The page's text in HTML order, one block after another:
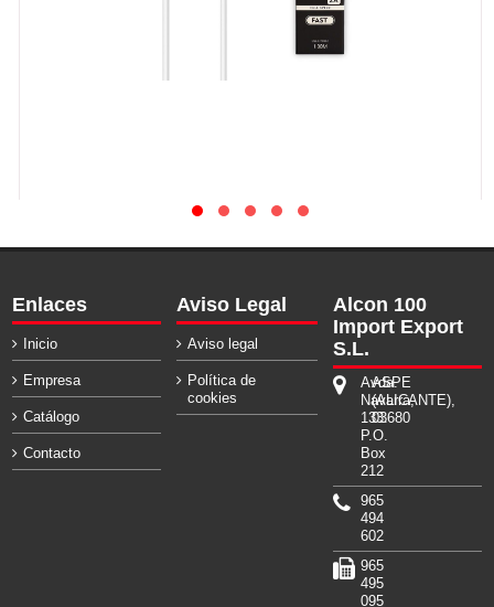
Enlaces
Inicio
Empresa
Catálogo
Contacto
Aviso Legal
Aviso legal
Política de
cookies
Alcon 100
Import Export
S.L.
Avda.
Navarra,
133.
P.O.
Box
212
ASPE
(ALICANTE),
03680
965
494
602
965
495
095